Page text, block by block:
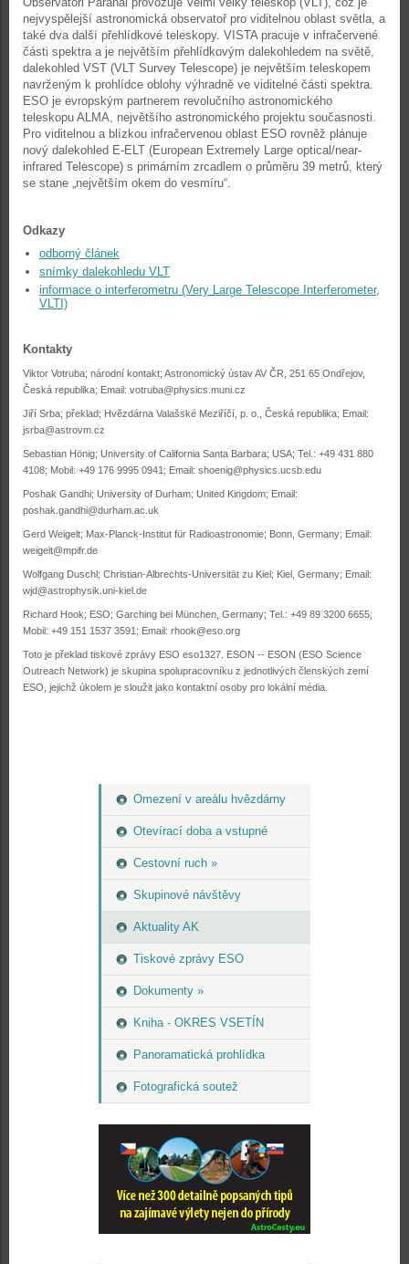
Omezení v areálu hvězdárny
Otevírací doba a vstupné
Cestovní ruch »
Skupinové návštěvy
Aktuality AK
Tiskové zprávy ESO
Dokumenty »
Kniha - OKRES VSETÍN
Panoramatická prohlídka
Fotografická soutež
nejvyspělejší astronomická observatoř pro viditelnou oblast světla, a
také dva další přehlídkové teleskopy. VISTA pracuje v infračervené
části spektra a je největším přehlídkovým dalekohledem na světě,
dalekohled VST (VLT Survey Telescope) je největším teleskopem
navrženým k prohlídce oblohy výhradně ve viditelné části spektra.
ESO je evropským partnerem revolučního astronomického
teleskopu ALMA, největšího astronomického projektu současnosti.
Pro viditelnou a blízkou infračervenou oblast ESO rovněž plánuje
nový dalekohled E-ELT (European Extremely Large optical/near-
infrared Telescope) s primárním zrcadlem o průměru 39 metrů, který
se stane „největším okem do vesmíru“.
Odkazy
odborný článek
snímky dalekohledu VLT
informace o interferometru (Very Large Telescope Interferometer,
VLTI)
Kontakty
Viktor Votruba; národní kontakt; Astronomický ústav AV ČR, 251 65 Ondřejov,
Česká republika; Email: votruba@physics.muni.cz
Jiří Srba; překlad; Hvězdárna Valašské Meziříčí, p. o., Česká republika; Email:
jsrba@astrovm.cz
Sebastian Hönig; University of California Santa Barbara; USA; Tel.: +49 431 880
4108; Mobil: +49 176 9995 0941; Email: shoenig@physics.ucsb.edu
Poshak Gandhi; University of Durham; United Kingdom; Email:
poshak.gandhi@durham.ac.uk
Gerd Weigelt; Max-Planck-Institut für Radioastronomie; Bonn, Germany; Email:
weigelt@mpifr.de
Wolfgang Duschl; Christian-Albrechts-Universität zu Kiel; Kiel, Germany; Email:
wjd@astrophysik.uni-kiel.de
Richard Hook; ESO; Garching bei München, Germany; Tel.: +49 89 3200 6655;
Mobil: +49 151 1537 3591; Email: rhook@eso.org
Toto je překlad tiskové zprávy ESO eso1327. ESON -- ESON (ESO Science
Outreach Network) je skupina spolupracovníku z jednotlivých členských zemí
ESO, jejichž úkolem je sloužit jako kontaktní osoby pro lokální média.